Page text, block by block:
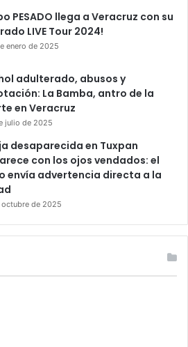
PESADO llega a Veracruz con su
LIVE Tour 2024!
enero de 2025
adulterado, abusos y
La Bamba, antro de la
en Veracruz
julio de 2025
desaparecida en Tuxpan
con los ojos vendados: el
envía advertencia directa a la
octubre de 2025